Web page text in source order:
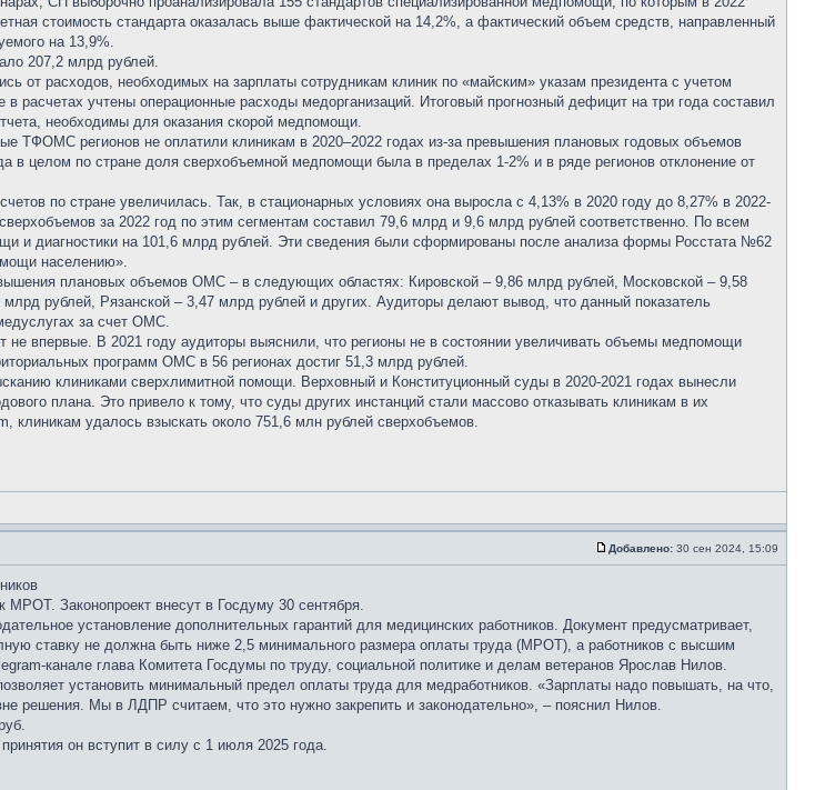
стоимость стандарта оказалась выше фактической на 14,2%, а фактический объем средств, направленный
на 13,9%.
207,2 млрд рублей.
от расходов, необходимых на зарплаты сотрудникам клиник по «майским» указам президента с учетом
расчетах учтены операционные расходы медорганизаций. Итоговый прогнозный дефицит на три года составил
необходимы для оказания скорой медпомощи.
ТФОМС регионов не оплатили клиникам в 2020–2022 годах из-за превышения плановых годовых объемов
в целом по стране доля сверхобъемной медпомощи была в пределах 1-2% и в ряде регионов отклонение от
по стране увеличилась. Так, в стационарных условиях она выросла с 4,13% в 2020 году до 8,27% в 2022-
за 2022 год по этим сегментам составил 79,6 млрд и 9,6 млрд рублей соответственно. По всем
и диагностики на 101,6 млрд рублей. Эти сведения были сформированы после анализа формы Росстата №62
населению».
плановых объемов ОМС – в следующих областях: Кировской – 9,86 млрд рублей, Московской – 9,58
рублей, Рязанской – 3,47 млрд рублей и других. Аудиторы делают вывод, что данный показатель
за счет ОМС.
впервые. В 2021 году аудиторы выяснили, что регионы не в состоянии увеличивать объемы медпомощи
программ ОМС в 56 регионах достиг 51,3 млрд рублей.
клиниками сверхлимитной помощи. Верховный и Конституционный суды в 2020-2021 годах вынесли
плана. Это привело к тому, что суды других инстанций стали массово отказывать клиникам в их
клиникам удалось взыскать около 751,6 млн рублей сверхобъемов.
Добавлено: 30 сен 2024, 15:09
МРОТ. Законопроект внесут в Госдуму 30 сентября.
установление дополнительных гарантий для медицинских работников. Документ предусматривает,
ставку не должна быть ниже 2,5 минимального размера оплаты труда (МРОТ), а работников с высшим
канале глава Комитета Госдумы по труду, социальной политике и делам ветеранов Ярослав Нилов.
установить минимальный предел оплаты труда для медработников. «Зарплаты надо повышать, на что,
решения. Мы в ЛДПР считаем, что это нужно закрепить и законодательно», – пояснил Нилов.
он вступит в силу с 1 июля 2025 года.